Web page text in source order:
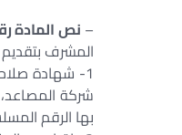
–نص المادة رقم 152 من الائحة التنفيذية لقانون البناء الموحد رقم 119 لسنة
المشرف بتقديم
1- شهادة
شركة
بها الرقم